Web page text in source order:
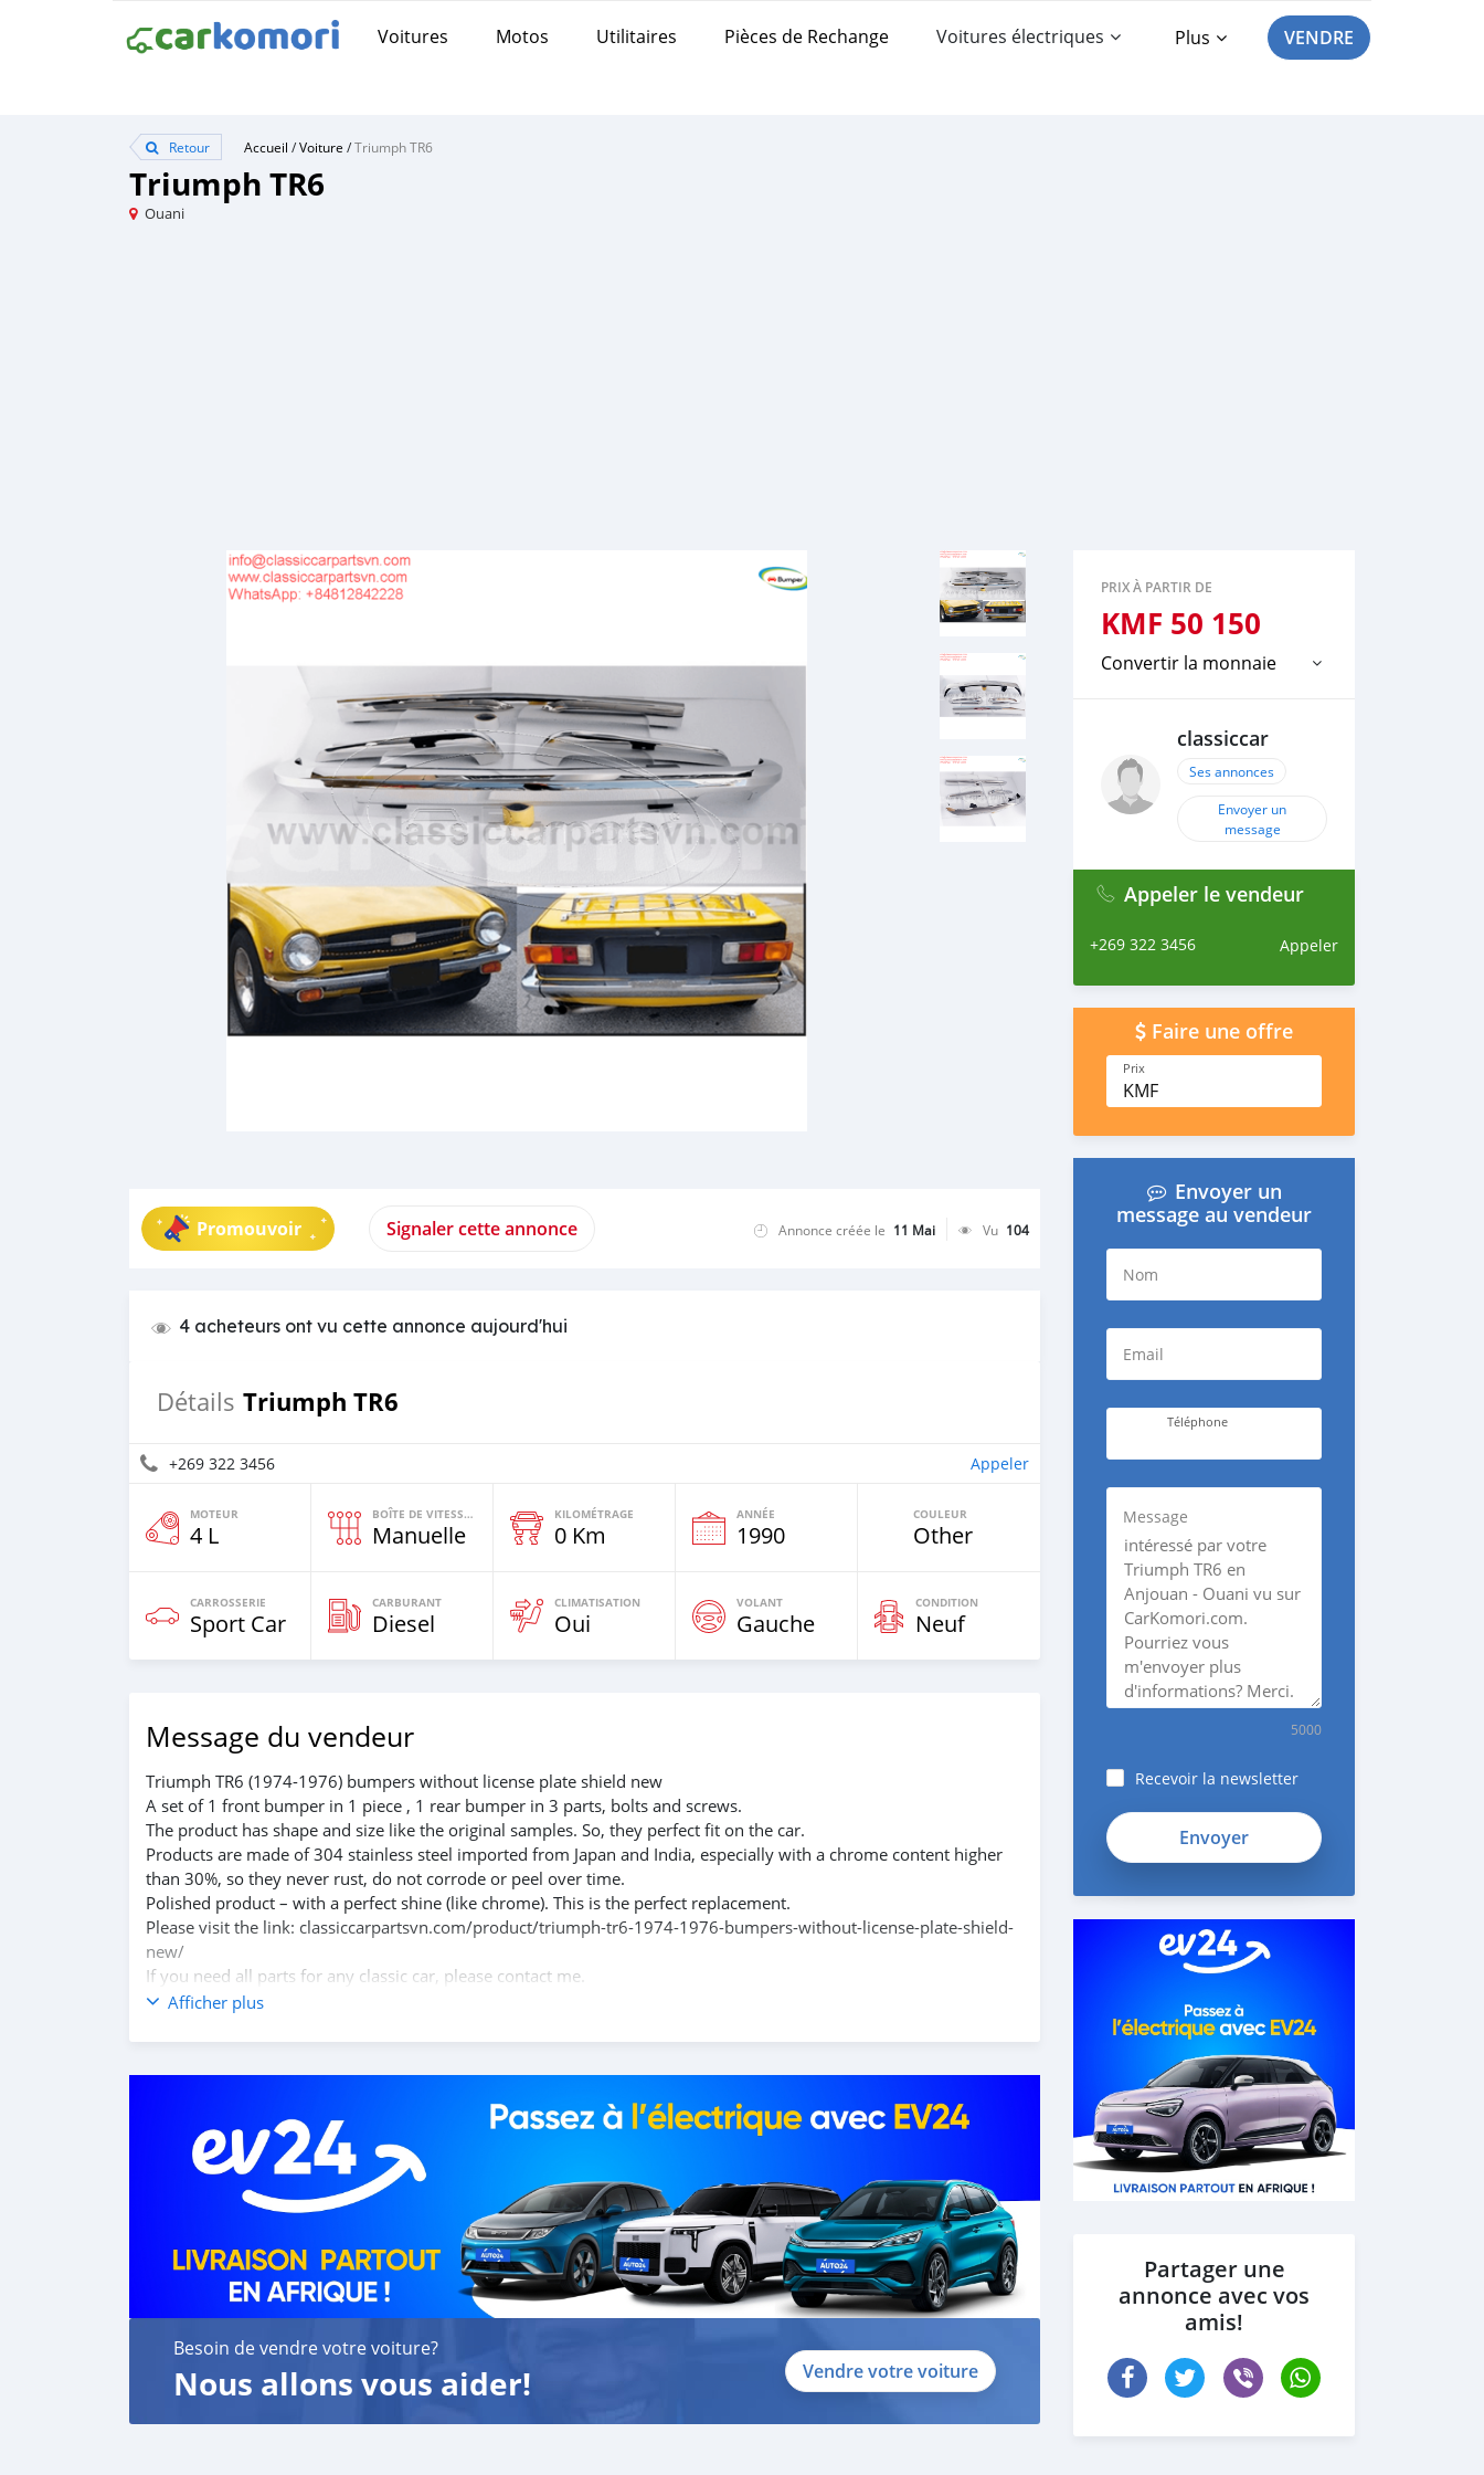
Voitures Motos Utilitaires Pièces de Rechange Voitures électriques Plus VENDRE
Retour Accueil /Voiture /Triumph TR6
Triumph TR6
Ouani
Promouvoir Signaler cette annonce Annonce créée le 11 Mai Vu 104
4 acheteurs ont vu cette annonce aujourd'hui
Détails Triumph TR6
+269 322 3456 Appeler
MOTEUR
4 L
BOÎTE DE VITESSES
Manuelle
KILOMÉTRAGE
0 Km
ANNÉE
1990
COULEUR
Other
CARROSSERIE
Sport Car
CARBURANT
Diesel
CLIMATISATION
Oui
VOLANT
Gauche
CONDITION
Neuf
Message du vendeur
Triumph TR6 (1974-1976) bumpers without license plate shield new
A set of 1 front bumper in 1 piece , 1 rear bumper in 3 parts, bolts and screws.
The product has shape and size like the original samples. So, they perfect fit on the car.
Products are made of 304 stainless steel imported from Japan and India, especially with a chrome content higher
than 30%, so they never rust, do not corrode or peel over time.
Polished product – with a perfect shine (like chrome). This is the perfect replacement.
Please visit the link: classiccarpartsvn.com/product/triumph-tr6-1974-1976-bumpers-without-license-plate-shield-
new/
If you need all parts for any classic car, please contact me.
Web: classiccarpartsvn.com
WhatsApp: +84 81 284 2228
Fanpage: facebook.com/profile.php?id=100088684251588
Afficher plus
Besoin de vendre votre voiture?
Nous allons vous aider! Vendre votre voiture
PRIX À PARTIR DE
KMF 50 150
Convertir la monnaie
classiccar
Ses annonces
Envoyer un
message
Appeler le vendeur
+269 322 3456 Appeler
Faire une offre
Prix
KMF
Envoyer un
message au vendeur
Nom
Email
Téléphone
Message
5000
Recevoir la newsletter
Partager une
annonce avec vos
amis!